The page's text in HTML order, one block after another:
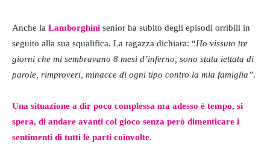
Anche la Lamborghini senior ha subito degli episodi orribili in
seguito alla sua squalifica. La ragazza dichiara: “Ho vissuto tre
giorni che mi sembravano 8 mesi d’inferno, sono stata iettata di
parole, rimproveri, minacce di ogni tipo contro la mia famiglia”.
Una situazione a dir poco complessa ma adesso è tempo, si
spera, di andare avanti col gioco senza però dimenticare i
sentimenti di tutti le parti coinvolte.